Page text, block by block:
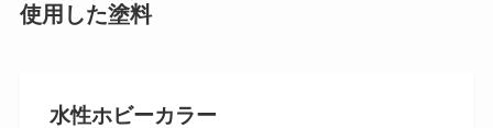
使用した塗料
水性ホビーカラー